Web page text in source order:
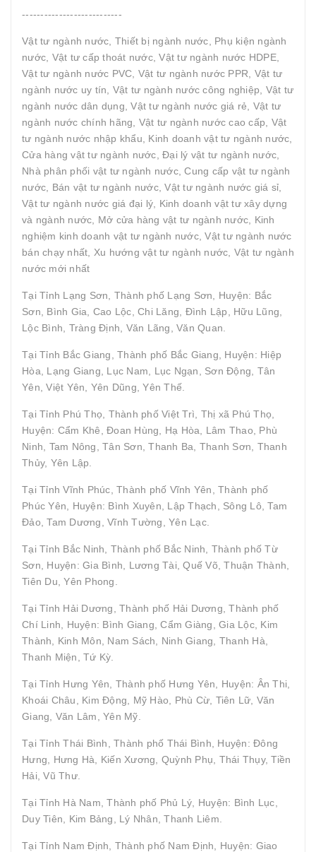
---------------------------
Vật tư ngành nước, Thiết bị ngành nước, Phụ kiện ngành
nước, Vật tư cấp thoát nước, Vật tư ngành nước HDPE,
Vật tư ngành nước PVC, Vật tư ngành nước PPR, Vật tư
ngành nước uy tín, Vật tư ngành nước công nghiệp, Vật tư
ngành nước dân dụng, Vật tư ngành nước giá rẻ, Vật tư
ngành nước chính hãng, Vật tư ngành nước cao cấp, Vật
tư ngành nước nhập khẩu, Kinh doanh vật tư ngành nước,
Cửa hàng vật tư ngành nước, Đại lý vật tư ngành nước,
Nhà phân phối vật tư ngành nước, Cung cấp vật tư ngành
nước, Bán vật tư ngành nước, Vật tư ngành nước giá sỉ,
Vật tư ngành nước giá đại lý, Kinh doanh vật tư xây dựng
và ngành nước, Mở cửa hàng vật tư ngành nước, Kinh
nghiệm kinh doanh vật tư ngành nước, Vật tư ngành nước
bán chạy nhất, Xu hướng vật tư ngành nước, Vật tư ngành
nước mới nhất
Tại Tỉnh Lạng Sơn, Thành phố Lạng Sơn, Huyện: Bắc
Sơn, Bình Gia, Cao Lộc, Chi Lăng, Đình Lập, Hữu Lũng,
Lộc Bình, Tràng Định, Văn Lãng, Văn Quan.
Tại Tỉnh Bắc Giang, Thành phố Bắc Giang, Huyện: Hiệp
Hòa, Lạng Giang, Lục Nam, Lục Ngạn, Sơn Động, Tân
Yên, Việt Yên, Yên Dũng, Yên Thế.
Tại Tỉnh Phú Thọ, Thành phố Việt Trì, Thị xã Phú Thọ,
Huyện: Cẩm Khê, Đoan Hùng, Hạ Hòa, Lâm Thao, Phù
Ninh, Tam Nông, Tân Sơn, Thanh Ba, Thanh Sơn, Thanh
Thủy, Yên Lập.
Tại Tỉnh Vĩnh Phúc, Thành phố Vĩnh Yên, Thành phố
Phúc Yên, Huyện: Bình Xuyên, Lập Thạch, Sông Lô, Tam
Đảo, Tam Dương, Vĩnh Tường, Yên Lạc.
Tại Tỉnh Bắc Ninh, Thành phố Bắc Ninh, Thành phố Từ
Sơn, Huyện: Gia Bình, Lương Tài, Quế Võ, Thuận Thành,
Tiên Du, Yên Phong.
Tại Tỉnh Hải Dương, Thành phố Hải Dương, Thành phố
Chí Linh, Huyện: Bình Giang, Cẩm Giàng, Gia Lộc, Kim
Thành, Kinh Môn, Nam Sách, Ninh Giang, Thanh Hà,
Thanh Miện, Tứ Kỳ.
Tại Tỉnh Hưng Yên, Thành phố Hưng Yên, Huyện: Ân Thi,
Khoái Châu, Kim Động, Mỹ Hào, Phù Cừ, Tiên Lữ, Văn
Giang, Văn Lâm, Yên Mỹ.
Tại Tỉnh Thái Bình, Thành phố Thái Bình, Huyện: Đông
Hưng, Hưng Hà, Kiến Xương, Quỳnh Phụ, Thái Thụy, Tiền
Hải, Vũ Thư.
Tại Tỉnh Hà Nam, Thành phố Phủ Lý, Huyện: Bình Lục,
Duy Tiên, Kim Bảng, Lý Nhân, Thanh Liêm.
Tại Tỉnh Nam Định, Thành phố Nam Định, Huyện: Giao